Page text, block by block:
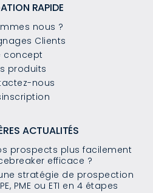
RAPIDE
nous ?
Clients
concept
produits
nous
ACTUALITÉS
prospects plus facilement
efficace ?
stratégie de prospection
PME ou ETI en 4 étapes